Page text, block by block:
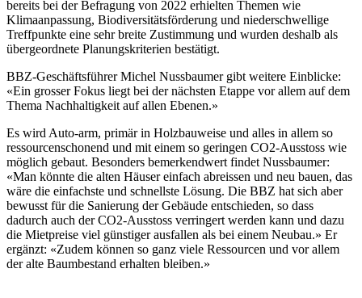
bereits bei der Befragung von 2022 erhielten Themen wie
Klimaanpassung, Biodiversitätsförderung und niederschwellige
Treffpunkte eine sehr breite Zustimmung und wurden deshalb als
übergeordnete Planungskriterien bestätigt.
BBZ-Geschäftsführer Michel Nussbaumer gibt weitere Einblicke:
«Ein grosser Fokus liegt bei der nächsten Etappe vor allem auf dem
Thema Nachhaltigkeit auf allen Ebenen.»
Es wird Auto-arm, primär in Holzbauweise und alles in allem so
ressourcenschonend und mit einem so geringen CO2-Ausstoss wie
möglich gebaut. Besonders bemerkendwert findet Nussbaumer:
«Man könnte die alten Häuser einfach abreissen und neu bauen, das
wäre die einfachste und schnellste Lösung. Die BBZ hat sich aber
bewusst für die Sanierung der Gebäude entschieden, so dass
dadurch auch der CO2-Ausstoss verringert werden kann und dazu
die Mietpreise viel günstiger ausfallen als bei einem Neubau.» Er
ergänzt: «Zudem können so ganz viele Ressourcen und vor allem
der alte Baumbestand erhalten bleiben.»